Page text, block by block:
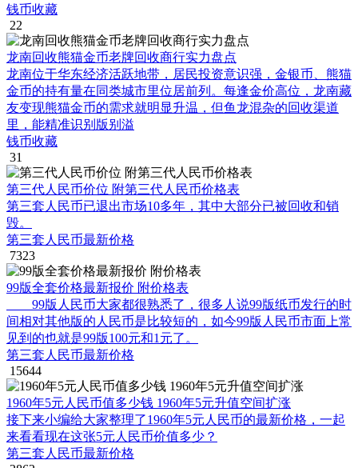
钱币收藏
22
龙南回收熊猫金币老牌回收商行实力盘点
龙南位于华东经济活跃地带，居民投资意识强，金银币、熊猫
金币的持有量在同类城市里位居前列。每逢金价高位，龙南藏
友变现熊猫金币的需求就明显升温，但鱼龙混杂的回收渠道
里，能精准识别版别溢
钱币收藏
31
第三代人民币价位 附第三代人民币价格表
第三套人民币已退出市场10多年，其中大部分已被回收和销
毁。
第三套人民币最新价格
7323
99版全套价格最新报价 附价格表
99版人民币大家都很熟悉了，很多人说99版纸币发行的时
间相对其他版的人民币是比较短的，如今99版人民币市面上常
见到的也就是99版100元和1元了。
第三套人民币最新价格
15644
1960年5元人民币值多少钱 1960年5元升值空间扩涨
接下来小编给大家整理了1960年5元人民币的最新价格，一起
来看看现在这张5元人民币价值多少？
第三套人民币最新价格